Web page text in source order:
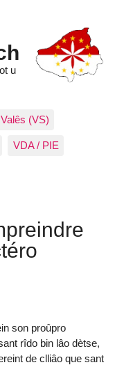
u
Valês (VS)
VDA / PIE
son proûpro
rîdo bin lâo dètse,
de clliâo que sant